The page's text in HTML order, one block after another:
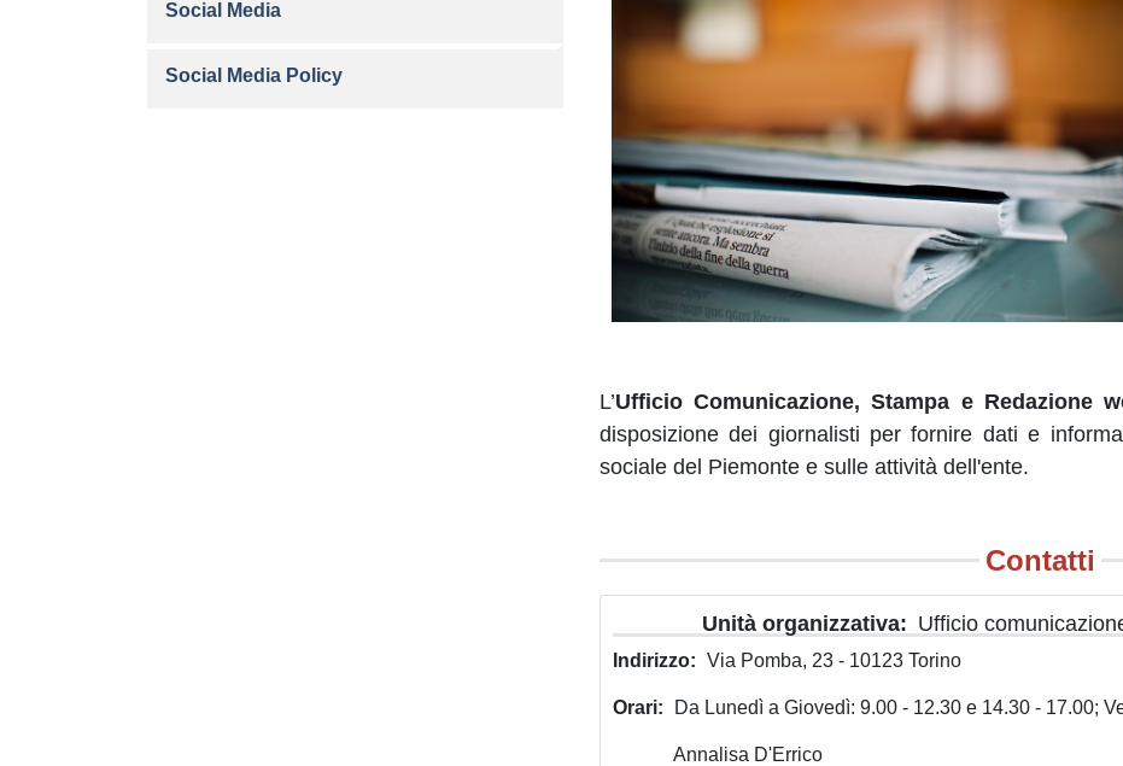
L’Ufficio Comunicazione, Stampa e Redazione
disposizione dei giornalisti per fornire dati e
sociale del Piemonte e sulle attività dell'ente.
Contatti
Unità organizzativa Ufficio
Indirizzo Via Pomba, 23 - 10123 Torino
Orari Da Lunedì a Giovedì: 9.00 - 12.30 e 14.30 - 17.00;
Annalisa D'Errico
Social Media
Social Media Policy